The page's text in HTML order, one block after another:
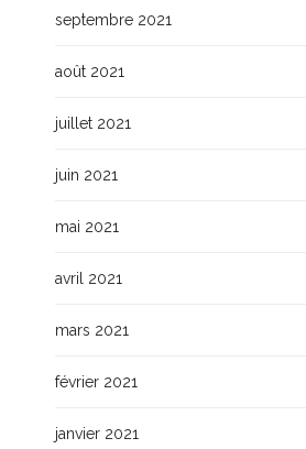
septembre 2021
août 2021
juillet 2021
juin 2021
mai 2021
avril 2021
mars 2021
février 2021
janvier 2021